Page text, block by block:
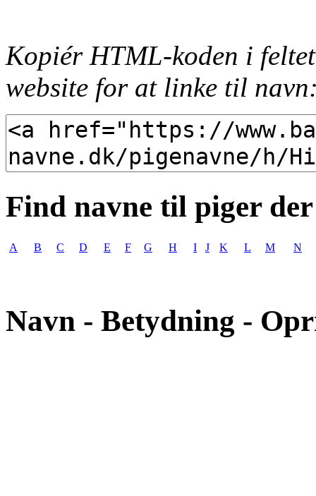
Kopiér HTML-koden i
website for at linke til
Find navne til piger
A B C D E F G H I J K L M N
Navn - Betydning -